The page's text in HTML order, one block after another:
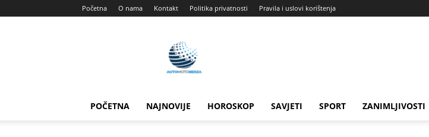
Početna O nama Kontakt Politika privatnosti Pravila i uslovi korištenja
Automotoberza
POČETNA NAJNOVIJE HOROSKOP SAVJETI SPORT ZANIMLJIVOSTI